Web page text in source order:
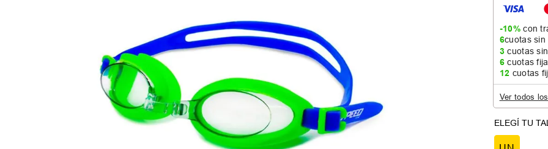
-10%con
6cuotas
3cuotas
6cuotas
12 cuotas
Ver todos